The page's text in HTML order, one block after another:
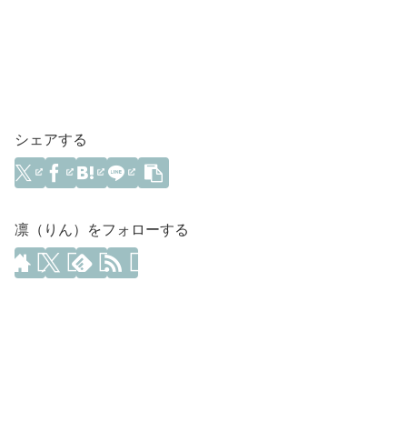
シェアする
凛（りん）をフォローする